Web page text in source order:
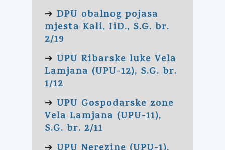
➔ DPU obalnog pojasa
mjesta Kali, IiD., S.G. br.
2/19
➔ UPU Ribarske luke Vela
Lamjana (UPU-12), S.G. br.
1/12
➔ UPU Gospodarske zone
Vela Lamjana (UPU-11),
S.G. br. 2/11